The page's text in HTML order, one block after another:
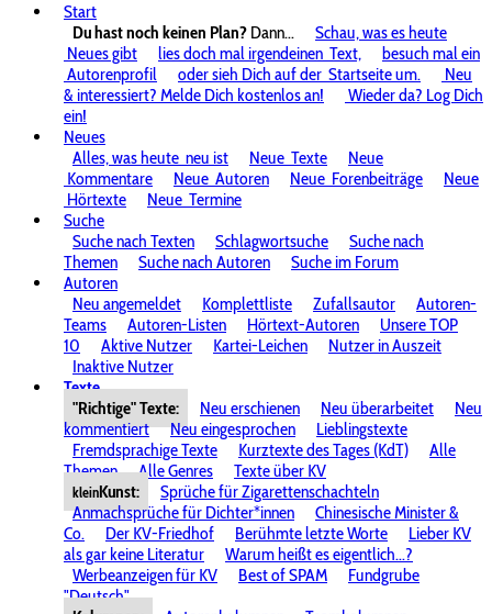
Start
Du hast noch keinen Plan? Dann...
Schau, was es heute
Neues gibt
lies doch mal irgendeinen Text,
besuch mal ein
Autorenprofil
oder sieh Dich auf der Startseite um.
Neu
& interessiert? Melde Dich kostenlos an!
Wieder da? Log Dich
ein!
Neues
Alles, was heute neu ist Neue Texte
Neue
Kommentare
Neue Autoren Neue Forenbeiträge
Neue
Hörtexte
Neue Termine
Suche
Suche nach Texten
Schlagwortsuche
Suche nach
Themen
Suche nach Autoren
Suche im Forum
Autoren
Neu angemeldet
Komplettliste Zufallsautor
Autoren-
Teams
Autoren-Listen Hörtext-Autoren
Unsere TOP
10
Aktive Nutzer Kartei-Leichen
Nutzer in Auszeit
Inaktive Nutzer
Texte
"Richtige" Texte:
Neu erschienen Neu überarbeitet
Neu
kommentiert
Neu eingesprochen
Lieblingstexte
Fremdsprachige Texte
Kurztexte des Tages (KdT)
Alle
Themen
Alle Genres Texte über KV
kleinKunst:
Sprüche für Zigarettenschachteln
Anmachsprüche für Dichter*innen
Chinesische Minister &
Co.
Der KV-Friedhof Berühmte letzte Worte
Lieber KV
als gar keine Literatur
Warum heißt es eigentlich...?
Werbeanzeigen für KV
Best of SPAM
Fundgrube
"Deutsch"